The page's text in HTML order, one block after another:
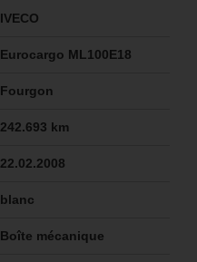
IVECO
Eurocargo ML100E18
Fourgon
242.693 km
22.02.2008
blanc
Boîte mécanique